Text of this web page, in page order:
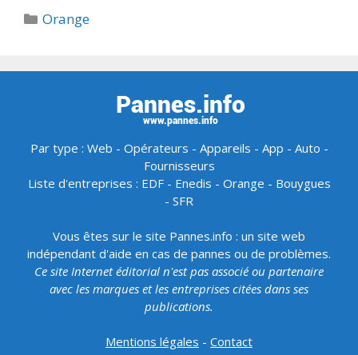
Catégories
Orange
Par type : Web - Opérateurs - Appareils - App - Auto -
Fournisseurs
Liste d'entreprises : EDF- Enedis - Orange - Bouygues
- SFR
Vous êtes sur le site Pannes.info : un site web
indépendant d'aide en cas de pannes ou de problèmes.
Ce site Internet éditorial n'est pas associé ou partenaire
avec les marques et les entreprises citées dans ses
publications.
Mentions légales - Contact